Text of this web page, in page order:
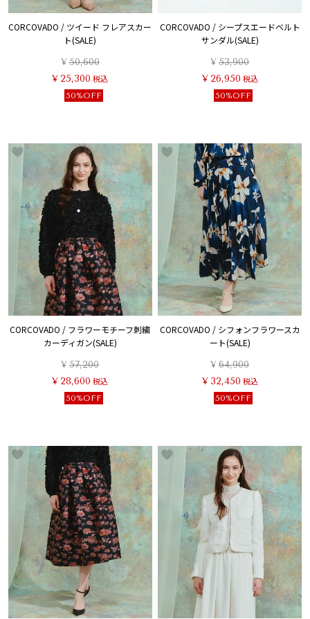
CORCOVADO / ツイード フレアスカー
ト(SALE)
¥50,600
¥ 25,300 税込
50%OFF
CORCOVADO / シープスエードベルト
サンダル(SALE)
¥53,900
¥ 26,950 税込
50%OFF
CORCOVADO / フラワーモチーフ刺繍
カーディガン(SALE)
¥ 57,200
¥ 28,600 税込
50%OFF
CORCOVADO / シフォンフラワースカ
ート(SALE)
¥64,900
¥ 32,450 税込
50%OFF